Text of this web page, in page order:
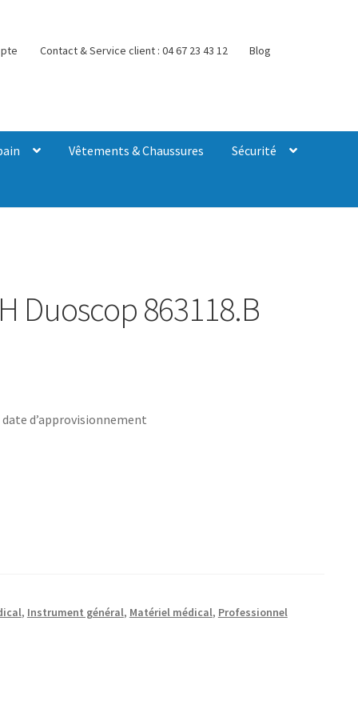
Contact & Service client : 04 67 23 43 12 Blog
Vêtements & Chaussures Sécurité
Duoscop 863118.B
d’approvisionnement
, Instrument général, Matériel médical, Professionnel